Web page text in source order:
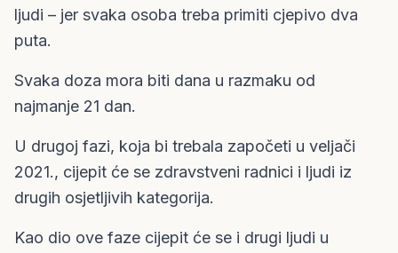
ljudi – jer svaka osoba treba primiti cjepivo dva
puta.
Svaka doza mora biti dana u razmaku od
najmanje 21 dan.
U drugoj fazi, koja bi trebala započeti u veljači
2021., cijepit će se zdravstveni radnici i ljudi iz
drugih osjetljivih kategorija.
Kao dio ove faze cijepit će se i drugi ljudi u